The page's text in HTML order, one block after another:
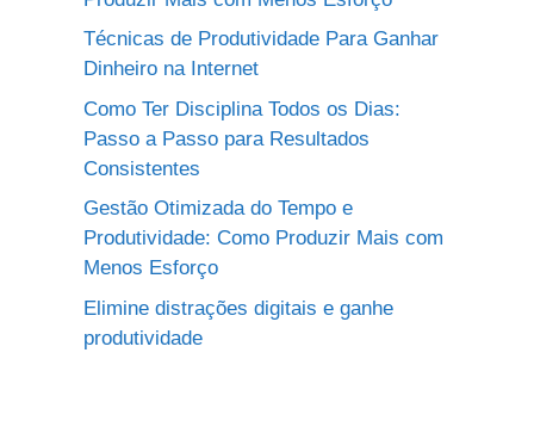
Técnicas de Produtividade Para Ganhar
Dinheiro na Internet
Como Ter Disciplina Todos os Dias:
Passo a Passo para Resultados
Consistentes
Gestão Otimizada do Tempo e
Produtividade: Como Produzir Mais com
Menos Esforço
Elimine distrações digitais e ganhe
produtividade